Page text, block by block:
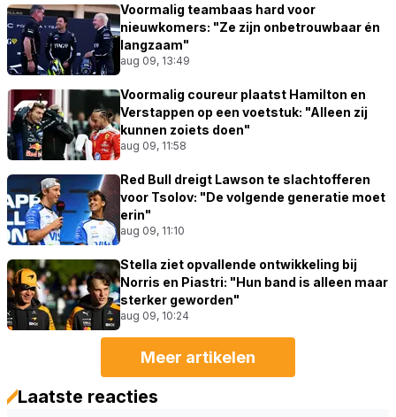
Voormalig teambaas hard voor
nieuwkomers: "Ze zijn onbetrouwbaar én
langzaam"
aug 09, 13:49
Voormalig coureur plaatst Hamilton en
Verstappen op een voetstuk: "Alleen zij
kunnen zoiets doen"
aug 09, 11:58
Red Bull dreigt Lawson te slachtofferen
voor Tsolov: "De volgende generatie moet
erin"
aug 09, 11:10
Stella ziet opvallende ontwikkeling bij
Norris en Piastri: "Hun band is alleen maar
sterker geworden"
aug 09, 10:24
Meer artikelen
Laatste reacties